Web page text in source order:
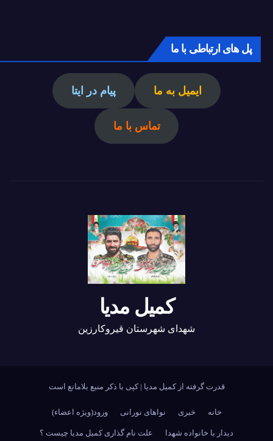
پل های ارتباطی با ما
ایمیل به ما پیام در ایتا
تماس با ما
کمیل مدیا
شهدای شهرستان قیروکارزین
قدرت گرفته از کمیل مدیا |کپی با ذکر منبع بلامانع است
خانه خبری نواهای نورانی ورود(ویژه اعضاء)
دیدار با خانواده شهدا علت نام گذاری کمیل مدیا چیست ؟